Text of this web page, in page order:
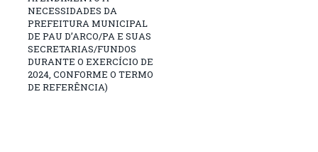
NECESSIDADES DA
PREFEITURA MUNICIPAL
DE PAU D’ARCO/PA E SUAS
SECRETARIAS/FUNDOS
DURANTE O EXERCÍCIO DE
2024, CONFORME O TERMO
DE REFERÊNCIA)